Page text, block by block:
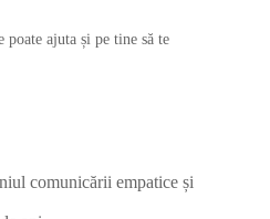
ajuta și pe tine să te
comunicării empatice și